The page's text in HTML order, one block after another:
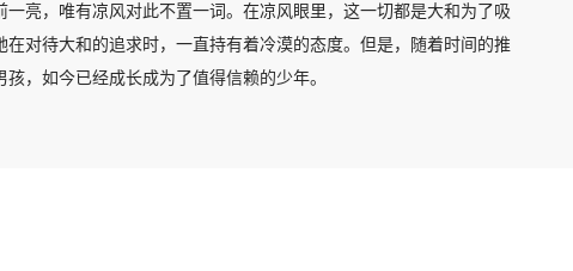
亮，唯有凉风对此不置一词。在凉风眼里，这一切都是大和为了吸
对待大和的追求时，一直持有着冷漠的态度。但是，随着时间的推
，如今已经成长成为了值得信赖的少年。